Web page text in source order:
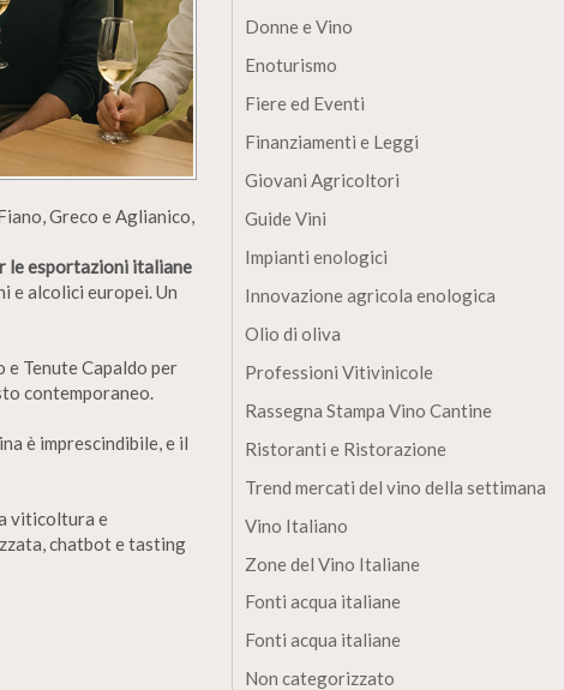
Greco e Aglianico,
le esportazioni italiane
e alcolici europei. Un
Tenute Capaldo per
contemporaneo.
è imprescindibile, e il
viticoltura e
chatbot e tasting
Donne e Vino
Enoturismo
Fiere ed Eventi
Finanziamenti e Leggi
Giovani Agricoltori
Guide Vini
Impianti enologici
Innovazione agricola enologica
Olio di oliva
Professioni Vitivinicole
Rassegna Stampa Vino Cantine
Ristoranti e Ristorazione
Trend mercati del vino della settimana
Vino Italiano
Zone del Vino Italiane
Fonti acqua italiane
Fonti acqua italiane
Non categorizzato